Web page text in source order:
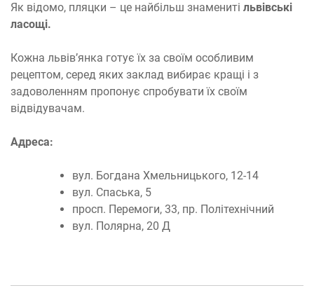
Як відомо, пляцки – це найбільш знамениті львівські
ласощі.
Кожна львів’янка готує їх за своїм особливим
рецептом, серед яких заклад вибирає кращі і з
задоволенням пропонує спробувати їх своїм
відвідувачам.
Адреса:
вул. Богдана Хмельницького, 12-14
вул. Спаська, 5
просп. Перемоги, 33, пр. Політехнічний
вул. Полярна, 20 Д